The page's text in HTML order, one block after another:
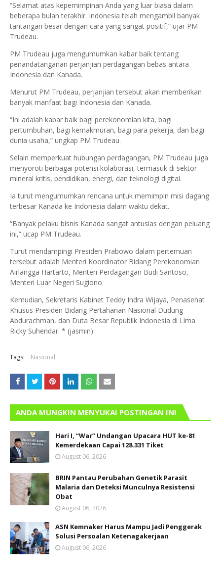
“Selamat atas kepemimpinan Anda yang luar biasa dalam
beberapa bulan terakhir. Indonesia telah mengambil banyak
tantangan besar dengan cara yang sangat positif,” ujar PM
Trudeau.
PM Trudeau juga mengumumkan kabar baik tentang
penandatanganan perjanjian perdagangan bebas antara
Indonesia dan Kanada.
Menurut PM Trudeau, perjanjian tersebut akan memberikan
banyak manfaat bagi Indonesia dan Kanada.
“Ini adalah kabar baik bagi perekonomian kita, bagi
pertumbuhan, bagi kemakmuran, bagi para pekerja, dan bagi
dunia usaha,” ungkap PM Trudeau.
Selain memperkuat hubungan perdagangan, PM Trudeau juga
menyoroti berbagai potensi kolaborasi, termasuk di sektor
mineral kritis, pendidikan, energi, dan teknologi digital.
Ia turut mengumumkan rencana untuk memimpin misi dagang
terbesar Kanada ke Indonesia dalam waktu dekat.
“Banyak pelaku bisnis Kanada sangat antusias dengan peluang
ini,” ucap PM Trudeau.
Turut mendampingi Presiden Prabowo dalam pertemuan
tersebut adalah Menteri Koordinator Bidang Perekonomian
Airlangga Hartarto, Menteri Perdagangan Budi Santoso,
Menteri Luar Negeri Sugiono.
Kemudian, Sekretaris Kabinet Teddy Indra Wijaya, Penasehat
Khusus Presiden Bidang Pertahanan Nasional Dudung
Abdurachman, dan Duta Besar Republik Indonesia di Lima
Ricky Suhendar. * (jasmin)
Tags: Nasional
ANDA MUNGKIN MENYUKAI POSTINGAN INI
Hari I, “War” Undangan Upacara HUT ke-81
Kemerdekaan Capai 128.331 Tiket
August 06, 2026
BRIN Pantau Perubahan Genetik Parasit
Malaria dan Deteksi Munculnya Resistensi
Obat
August 06, 2026
ASN Kemnaker Harus Mampu Jadi Penggerak
Solusi Persoalan Ketenagakerjaan
August 06, 2026